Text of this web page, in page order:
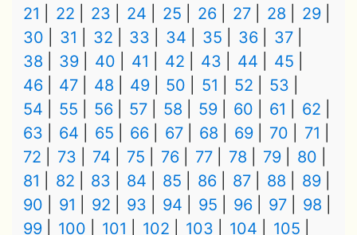
21
22 23 24 25 26 27 28
29
30
31 32 33 34 35 36
37
38
39 40 41 42 43 44
45
46
47 48 49 50 51 52
53
54
55 56 57 58 59 60 61
62
63
64 65 66 67 68 69 70
71
72
73 74 75 76 77 78 79
80
81
82 83 84 85 86 87 88
89
90
91 92 93 94 95 96 97
98
99
100 101 102 103 104
105